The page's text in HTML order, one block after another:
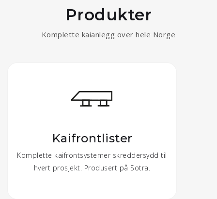
Produkter
Komplette kaianlegg over hele Norge
Kaifrontlister
Komplette kaifrontsystemer skreddersydd til
hvert prosjekt. Produsert på Sotra.